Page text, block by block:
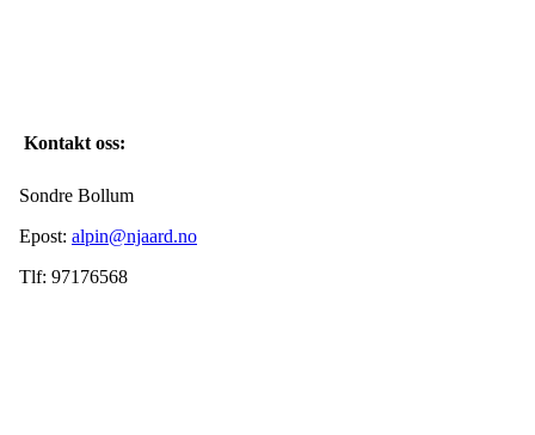
Kontakt oss:
Sondre Bollum
Epost: alpin@njaard.no
Tlf: 97176568